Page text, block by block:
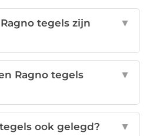
tegels zijn
▼
Ragno tegels
▼
ook gelegd? ▼